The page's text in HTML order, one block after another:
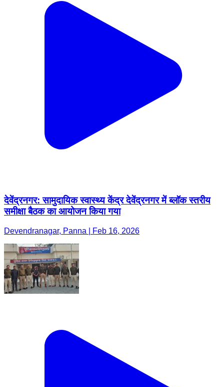
देवेंद्रनगर: सामुदायिक स्वास्थ्य केंद्र देवेंद्रनगर में ब्लॉक स्तरीय
समीक्षा बैठक का आयोजन किया गया
Devendranagar, Panna | Feb 16, 2026